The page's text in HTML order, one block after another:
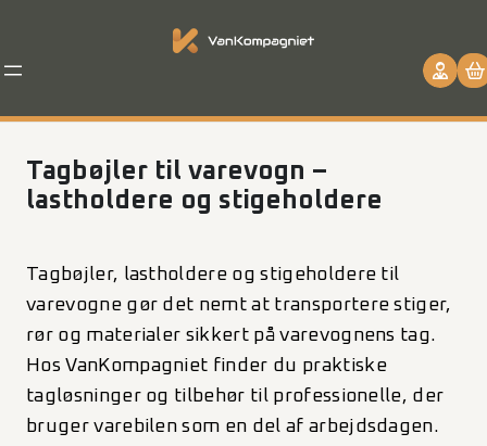
indhold
Tagbøjler til varevogn –
lastholdere og stigeholdere
Tagbøjler, lastholdere og stigeholdere til
varevogne gør det nemt at transportere stiger,
rør og materialer sikkert på varevognens tag.
Hos VanKompagniet finder du praktiske
tagløsninger og tilbehør til professionelle, der
bruger varebilen som en del af arbejdsdagen.